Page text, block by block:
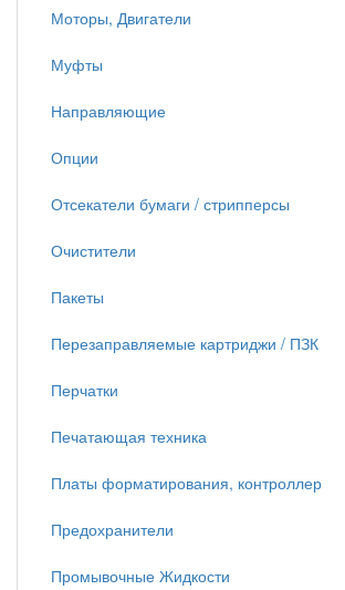
Моторы, Двигатели
Муфты
Направляющие
Опции
Отсекатели бумаги / стрипперсы
Очистители
Пакеты
Перезаправляемые картриджи / ПЗК
Перчатки
Печатающая техника
Платы форматирования, контроллер
Предохранители
Промывочные Жидкости